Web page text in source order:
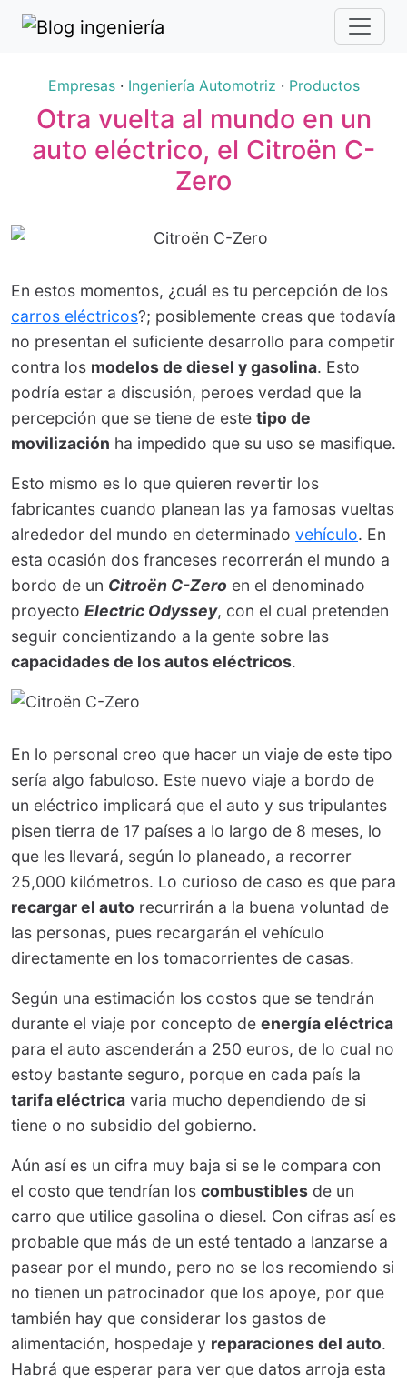
Empresas· Ingeniería Automotriz · Productos
Otra vuelta al mundo en un
auto eléctrico, el Citroën C-
Zero
En estos momentos, ¿cuál es tu percepción de los
carros eléctricos?; posiblemente creas que todavía
no presentan el suficiente desarrollo para competir
contra los modelos de diesel y gasolina. Esto
podría estar a discusión, peroes verdad que la
percepción que se tiene de este tipo de
movilización ha impedido que su uso se masifique.
Esto mismo es lo que quieren revertir los
fabricantes cuando planean las ya famosas vueltas
alrededor del mundo en determinado vehículo. En
esta ocasión dos franceses recorrerán el mundo a
bordo de un Citroën C-Zero en el denominado
proyecto Electric Odyssey, con el cual pretenden
seguir concientizando a la gente sobre las
capacidades de los autos eléctricos.
En lo personal creo que hacer un viaje de este tipo
sería algo fabuloso. Este nuevo viaje a bordo de
un eléctrico implicará que el auto y sus tripulantes
pisen tierra de 17 países a lo largo de 8 meses, lo
que les llevará, según lo planeado, a recorrer
25,000 kilómetros. Lo curioso de caso es que para
recargar el auto recurrirán a la buena voluntad de
las personas, pues recargarán el vehículo
directamente en los tomacorrientes de casas.
Según una estimación los costos que se tendrán
durante el viaje por concepto de energía eléctrica
para el auto ascenderán a 250 euros, de lo cual no
estoy bastante seguro, porque en cada país la
tarifa eléctrica varia mucho dependiendo de si
tiene o no subsidio del gobierno.
Aún así es un cifra muy baja si se le compara con
el costo que tendrían los combustibles de un
carro que utilice gasolina o diesel. Con cifras así es
probable que más de un esté tentado a lanzarse a
pasear por el mundo, pero no se los recomiendo si
no tienen un patrocinador que los apoye, por que
también hay que considerar los gastos de
alimentación, hospedaje y reparaciones del auto.
Habrá que esperar para ver que datos arroja esta